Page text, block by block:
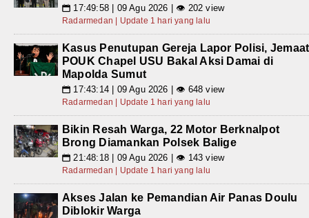
📅 17:49:58 | 09 Agu 2026 | 👁 202 view
Radarmedan | Update 1 hari yang lalu
Kasus Penutupan Gereja Lapor Polisi, Jemaat
POUK Chapel USU Bakal Aksi Damai di
Mapolda Sumut
📅 17:43:14 | 09 Agu 2026 | 👁 648 view
Radarmedan | Update 1 hari yang lalu
Bikin Resah Warga, 22 Motor Berknalpot
Brong Diamankan Polsek Balige
📅 21:48:18 | 09 Agu 2026 | 👁 143 view
Radarmedan | Update 1 hari yang lalu
Akses Jalan ke Pemandian Air Panas Doulu
Diblokir Warga